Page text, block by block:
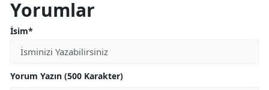
Yorumlar
İsim*
Yorum Yazın (500 Karakter)